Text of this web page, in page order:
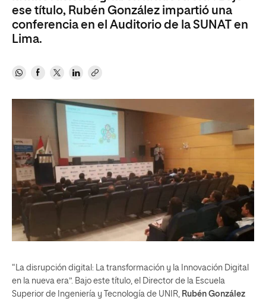
ese título, Rubén González impartió una
conferencia en el Auditorio de la SUNAT en
Lima.
“La disrupción digital: La transformación y la Innovación Digital
en la nueva era”. Bajo este título, el Director de la Escuela
Superior de Ingeniería y Tecnología de UNIR, Rubén González